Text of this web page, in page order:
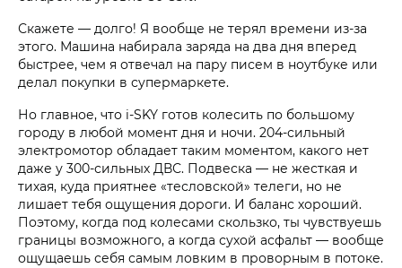
Скажете — долго! Я вообще не терял времени из-за
этого. Машина набирала заряда на два дня вперед
быстрее, чем я отвечал на пару писем в ноутбуке или
делал покупки в супермаркете.
Но главное, что i‑SKY готов колесить по большому
городу в любой момент дня и ночи. 204-сильный
электромотор обладает таким моментом, какого нет
даже у 300-сильных ДВС. Подвеска — не жесткая и
тихая, куда приятнее «тесловской» телеги, но не
лишает тебя ощущения дороги. И баланс хороший.
Поэтому, когда под колесами скользко, ты чувствуешь
границы возможного, а когда сухой асфальт — вообще
ощущаешь себя самым ловким в проворным в потоке.